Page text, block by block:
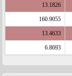
13.1826
160.9055
13.4633
6.8693